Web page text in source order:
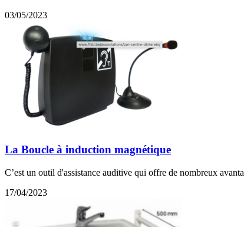
03/05/2023
La Boucle à induction magnétique
C’est un outil d'assistance auditive qui offre de nombreux
17/04/2023